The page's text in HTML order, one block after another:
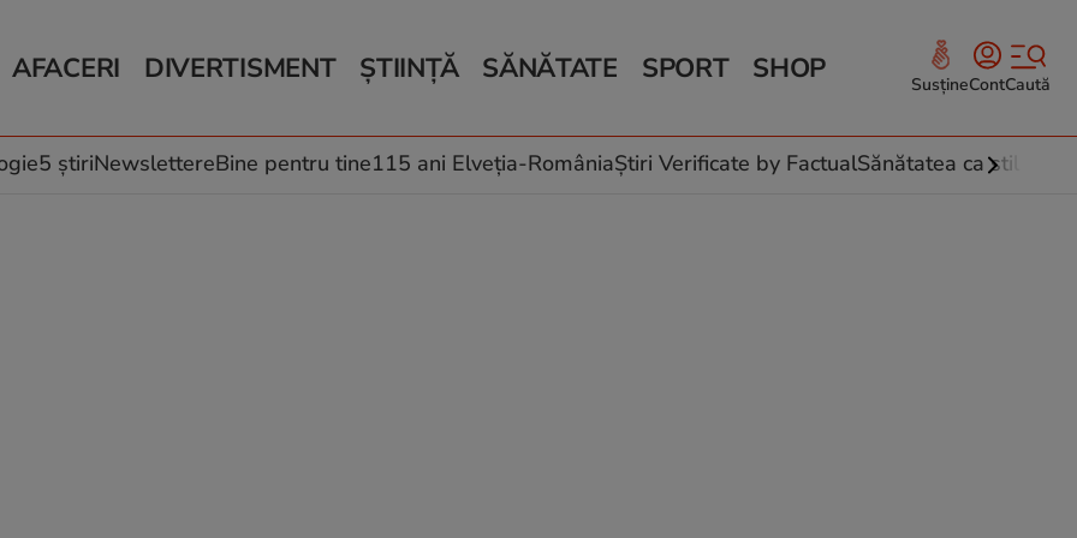
AFACERI
Auto
Locuri de muncă
DIVERTISMENT
Horoscop
Muzică și Filme
ȘTIINȚĂ
Schimbări climatice
SĂNĂTATE
Relații
Rețete culinare
SPORT SHOP SusțineContCaută
5 știriNewslettereBine pentru tine115 ani Elveția-RomâniaȘtiri Verificate by FactualSănătatea ca stil de